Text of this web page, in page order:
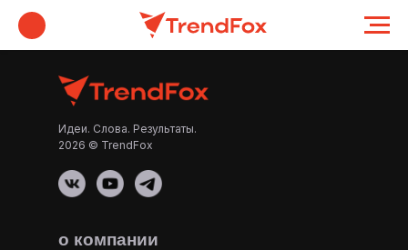
Идеи. Слова. Результаты.
2026 © TrendFox
о компании